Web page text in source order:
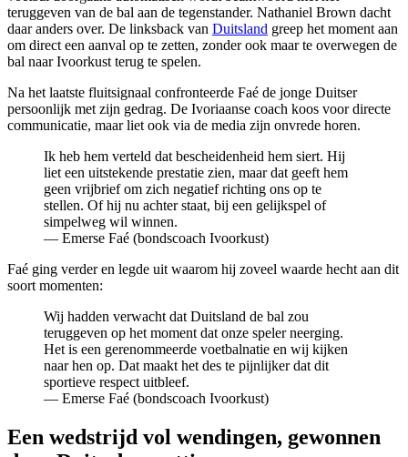
teruggeven van de bal aan de tegenstander. Nathaniel Brown dacht
daar anders over. De linksback van Duitsland greep het moment aan
om direct een aanval op te zetten, zonder ook maar te overwegen de
bal naar Ivoorkust terug te spelen.
Na het laatste fluitsignaal confronteerde Faé de jonge Duitser
persoonlijk met zijn gedrag. De Ivoriaanse coach koos voor directe
communicatie, maar liet ook via de media zijn onvrede horen.
Ik heb hem verteld dat bescheidenheid hem siert. Hij
liet een uitstekende prestatie zien, maar dat geeft hem
geen vrijbrief om zich negatief richting ons op te
stellen. Of hij nu achter staat, bij een gelijkspel of
simpelweg wil winnen.
— Emerse Faé (bondscoach Ivoorkust)
Faé ging verder en legde uit waarom hij zoveel waarde hecht aan dit
soort momenten:
Wij hadden verwacht dat Duitsland de bal zou
teruggeven op het moment dat onze speler neerging.
Het is een gerenommeerde voetbalnatie en wij kijken
naar hen op. Dat maakt het des te pijnlijker dat dit
sportieve respect uitbleef.
— Emerse Faé (bondscoach Ivoorkust)
Een wedstrijd vol wendingen, gewonnen